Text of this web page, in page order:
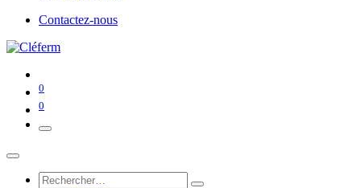
Contactez-nous
0
0